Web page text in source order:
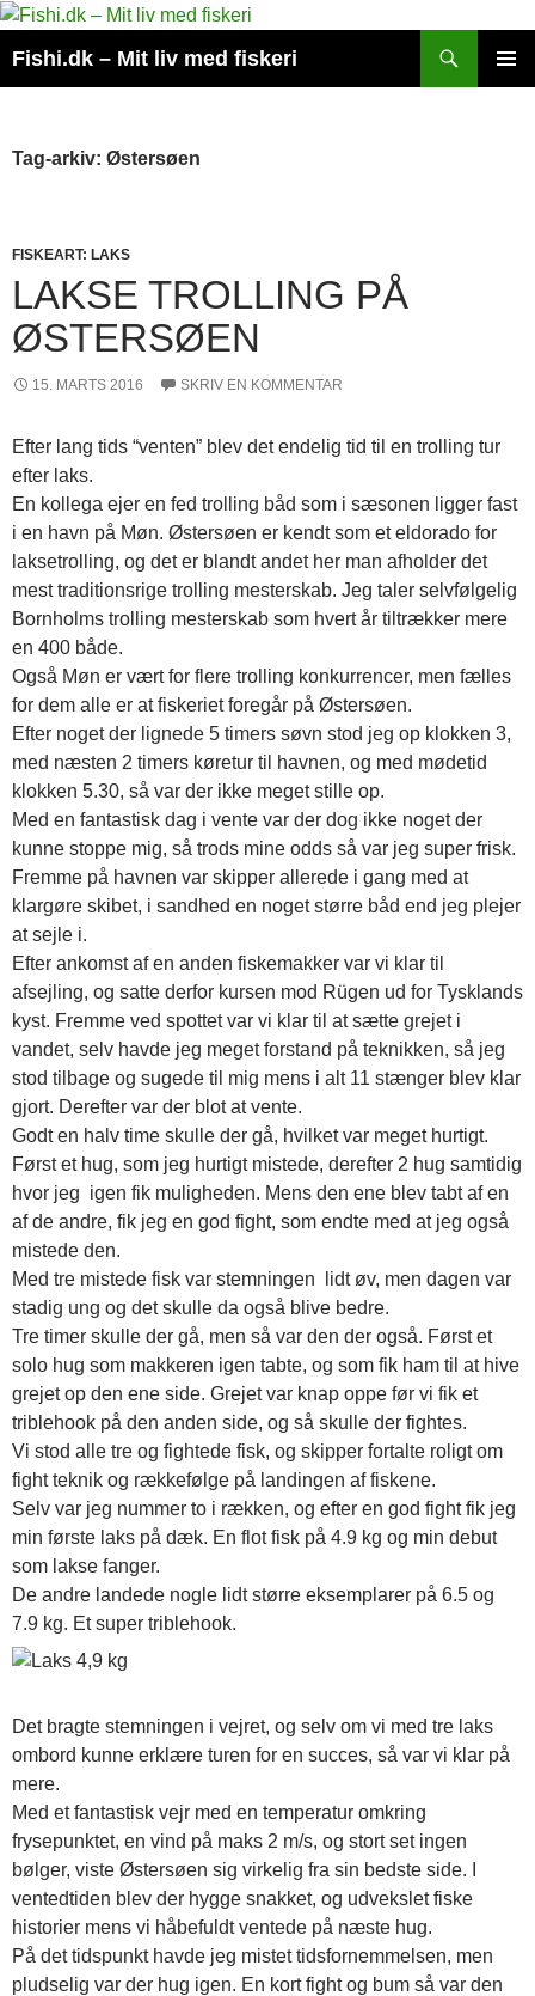
Hop
indhold
Fishi.dk – Mit liv med fiskeri
Tag-arkiv: Østersøen
FISKEART: LAKS
LAKSE TROLLING PÅ
ØSTERSØEN
15. MARTS 2016 SKRIV EN KOMMENTAR
Efter lang tids “venten” blev det endelig tid til en trolling tur
efter laks.
En kollega ejer en fed trolling båd som i sæsonen ligger fast
i en havn på Møn. Østersøen er kendt som et eldorado for
laksetrolling, og det er blandt andet her man afholder det
mest traditionsrige trolling mesterskab. Jeg taler selvfølgelig
Bornholms trolling mesterskab som hvert år tiltrækker mere
en 400 både.
Også Møn er vært for flere trolling konkurrencer, men fælles
for dem alle er at fiskeriet foregår på Østersøen.
Efter noget der lignede 5 timers søvn stod jeg op klokken 3,
med næsten 2 timers køretur til havnen, og med mødetid
klokken 5.30, så var der ikke meget stille op.
Med en fantastisk dag i vente var der dog ikke noget der
kunne stoppe mig, så trods mine odds så var jeg super frisk.
Fremme på havnen var skipper allerede i gang med at
klargøre skibet, i sandhed en noget større båd end jeg plejer
at sejle i.
Efter ankomst af en anden fiskemakker var vi klar til
afsejling, og satte derfor kursen mod Rügen ud for Tysklands
kyst. Fremme ved spottet var vi klar til at sætte grejet i
vandet, selv havde jeg meget forstand på teknikken, så jeg
stod tilbage og sugede til mig mens i alt 11 stænger blev klar
gjort. Derefter var der blot at vente.
Godt en halv time skulle der gå, hvilket var meget hurtigt.
Først et hug, som jeg hurtigt mistede, derefter 2 hug samtidig
hvor jeg igen fik muligheden. Mens den ene blev tabt af en
af de andre, fik jeg en god fight, som endte med at jeg også
mistede den.
Med tre mistede fisk var stemningen lidt øv, men dagen var
stadig ung og det skulle da også blive bedre.
Tre timer skulle der gå, men så var den der også. Først et
solo hug som makkeren igen tabte, og som fik ham til at hive
grejet op den ene side. Grejet var knap oppe før vi fik et
triblehook på den anden side, og så skulle der fightes.
Vi stod alle tre og fightede fisk, og skipper fortalte roligt om
fight teknik og rækkefølge på landingen af fiskene.
Selv var jeg nummer to i rækken, og efter en god fight fik jeg
min første laks på dæk. En flot fisk på 4.9 kg og min debut
som lakse fanger.
De andre landede nogle lidt større eksemplarer på 6.5 og
7.9 kg. Et super triblehook.
Det bragte stemningen i vejret, og selv om vi med tre laks
ombord kunne erklære turen for en succes, så var vi klar på
mere.
Med et fantastisk vejr med en temperatur omkring
frysepunktet, en vind på maks 2 m/s, og stort set ingen
bølger, viste Østersøen sig virkelig fra sin bedste side. I
ventedtiden blev der hygge snakket, og udvekslet fiske
historier mens vi håbefuldt ventede på næste hug.
På det tidspunkt havde jeg mistet tidsfornemmelsen, men
pludselig var der hug igen. En kort fight og bum så var den